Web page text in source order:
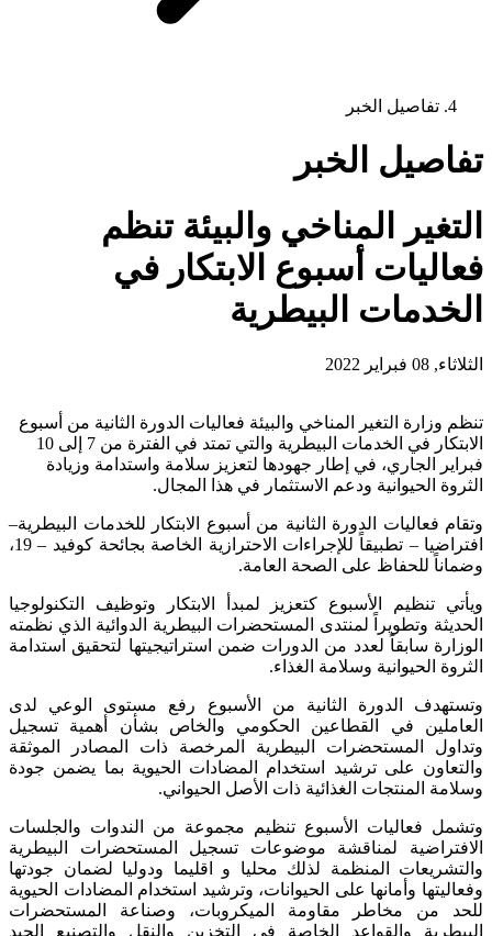
تفاصيل الخبر
تفاصيل الخبر
التغير المناخي والبيئة تنظم
فعاليات أسبوع الابتكار في
الخدمات البيطرية
الثلاثاء, 08 فبراير 2022
تنظم وزارة التغير المناخي والبيئة فعاليات الدورة الثانية من أسبوع
الابتكار في الخدمات البيطرية والتي تمتد في الفترة من 7 إلى 10
فبراير الجاري، في إطار جهودها لتعزيز سلامة واستدامة وزيادة
الثروة الحيوانية ودعم الاستثمار في هذا المجال.
وتقام فعاليات الدورة الثانية من أسبوع الابتكار للخدمات البيطرية–
افتراضيا – تطبيقاً للإجراءات الاحترازية الخاصة بجائحة كوفيد – 19،
وضماناً للحفاظ على الصحة العامة.
ويأتي تنظيم الأسبوع كتعزيز لمبدأ الابتكار وتوظيف التكنولوجيا
الحديثة وتطويراً لمنتدى المستحضرات البيطرية الدوائية الذي نظمته
الوزارة سابقاً لعدد من الدورات ضمن استراتيجيتها لتحقيق استدامة
الثروة الحيوانية وسلامة الغذاء.
وتستهدف الدورة الثانية من الأسبوع رفع مستوى الوعي لدى
العاملين في القطاعين الحكومي والخاص بشأن أهمية تسجيل
وتداول المستحضرات البيطرية المرخصة ذات المصادر الموثقة
والتعاون على ترشيد استخدام المضادات الحيوية بما يضمن جودة
وسلامة المنتجات الغذائية ذات الأصل الحيواني.
وتشمل فعاليات الأسبوع تنظيم مجموعة من الندوات والجلسات
الافتراضية لمناقشة موضوعات تسجيل المستحضرات البيطرية
والتشريعات المنظمة لذلك محليا و اقليما ودوليا لضمان جودتها
وفعاليتها وأمانها على الحيوانات، وترشيد استخدام المضادات الحيوية
للحد من مخاطر مقاومة الميكروبات، وصناعة المستحضرات
البيطرية والقواعد الخاصة في التخزين والنقل والتصنيع الجيد